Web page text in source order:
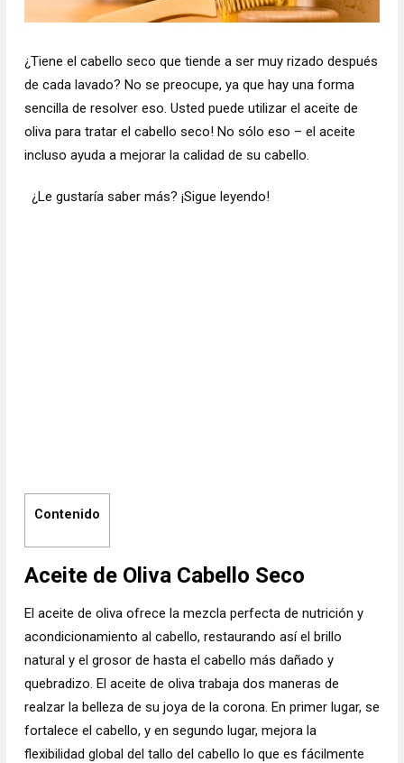
¿Tiene el cabello seco que tiende a ser muy rizado después
de cada lavado? No se preocupe, ya que hay una forma
sencilla de resolver eso. Usted puede utilizar el aceite de
oliva para tratar el cabello seco! No sólo eso – el aceite
incluso ayuda a mejorar la calidad de su cabello.
¿Le gustaría saber más? ¡Sigue leyendo!
Contenido
Aceite de Oliva Cabello Seco
El aceite de oliva ofrece la mezcla perfecta de nutrición y
acondicionamiento al cabello, restaurando así el brillo
natural y el grosor de hasta el cabello más dañado y
quebradizo. El aceite de oliva trabaja dos maneras de
realzar la belleza de su joya de la corona. En primer lugar, se
fortalece el cabello, y en segundo lugar, mejora la
flexibilidad global del tallo del cabello lo que es fácilmente